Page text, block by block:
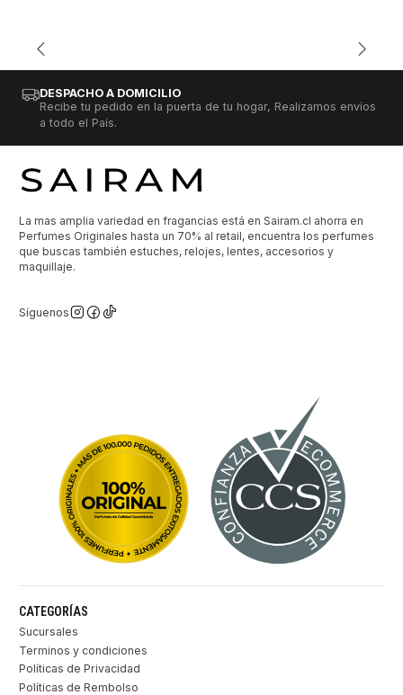
DESPACHO A DOMICILIO
Recibe tu pedido en la puerta de tu hogar, Realizamos envíos
a todo el País.
La mas amplia variedad en fragancias está en Sairam.cl ahorra en
Perfumes Originales hasta un 70% al retail, encuentra los perfumes
que buscas también estuches, relojes, lentes, accesorios y
maquillaje.
Síguenos
CATEGORÍAS
Sucursales
Terminos y condiciones
Políticas de Privacidad
Políticas de Rembolso